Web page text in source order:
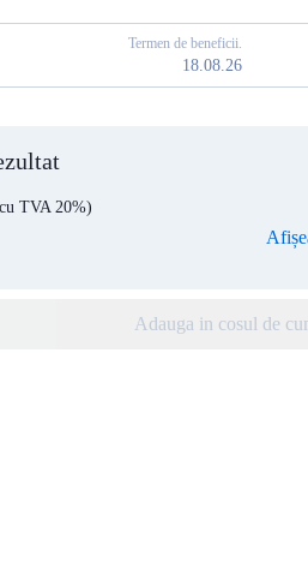
Termen de beneficii.
18.08.26
TVA 20%)
Adauga in cosul de